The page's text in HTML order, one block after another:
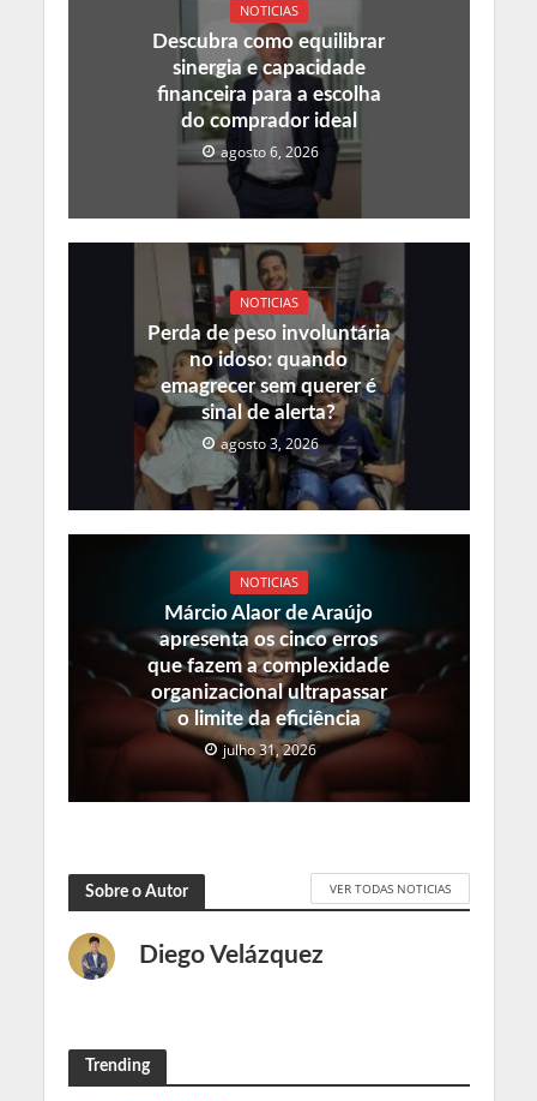
NOTICIAS
Descubra como equilibrar
sinergia e capacidade
financeira para a escolha
do comprador ideal
agosto 6, 2026
NOTICIAS
Perda de peso involuntária
no idoso: quando
emagrecer sem querer é
sinal de alerta?
agosto 3, 2026
NOTICIAS
Márcio Alaor de Araújo
apresenta os cinco erros
que fazem a complexidade
organizacional ultrapassar
o limite da eficiência
julho 31, 2026
Sobre o Autor VER TODAS NOTICIAS
Diego Velázquez
Trending